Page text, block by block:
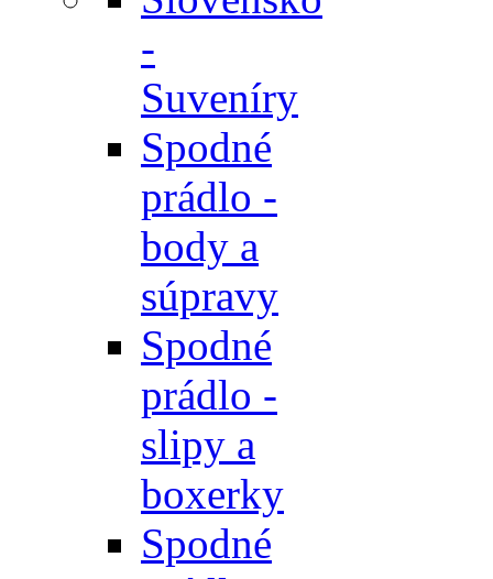
-
Suveníry
Spodné
prádlo -
body a
súpravy
Spodné
prádlo -
slipy a
boxerky
Spodné